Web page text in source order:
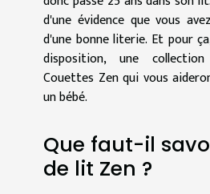
d'une évidence que vous
d'une bonne literie. Et pour
disposition, une
Couettes Zen qui vous
un bébé.
Que faut-il
de lit Zen ?